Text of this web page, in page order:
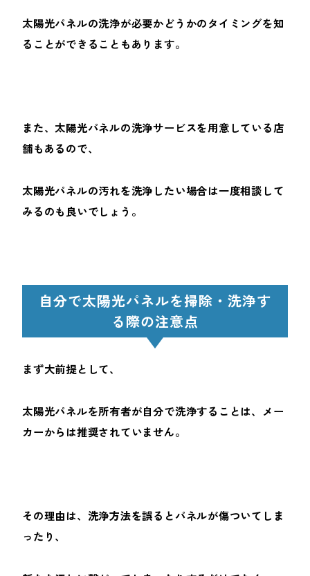
太陽光パネルの洗浄が必要かどうかのタイミングを知
ることができることもあります。
また、太陽光パネルの洗浄サービスを用意している店
舗もあるので、
太陽光パネルの汚れを洗浄したい場合は一度相談して
みるのも良いでしょう。
自分で太陽光パネルを掃除・洗浄す
る際の注意点
まず大前提として、
太陽光パネルを所有者が自分で洗浄することは、メー
カーからは推奨されていません。
その理由は、洗浄方法を誤るとパネルが傷ついてしま
ったり、